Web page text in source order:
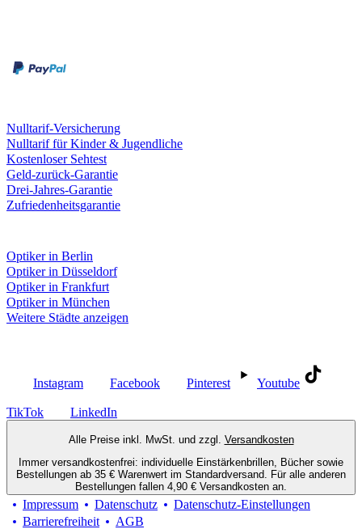
Nulltarif-Versicherung
Nulltarif für Kinder & Jugendliche
Kostenloser Sehtest
Geld-zurück-Garantie
Drei-Jahres-Garantie
Zufriedenheitsgarantie
Optiker in Berlin
Optiker in Düsseldorf
Optiker in Frankfurt
Optiker in München
Weitere Städte anzeigen
Instagram Facebook Pinterest Youtube
TikTok LinkedIn
Alle Preise inkl. MwSt. und zzgl. Versandkosten
Immer versandkostenfrei: individuelle Einstärkenbrillen, Bücher sowie
Bestellungen ab 35 € Warenwert im Standardversand. Für alle anderen
Bestellungen fallen 4,90 € Versandkosten an.
Impressum Datenschutz
Datenschutz-Einstellungen
Barrierefreiheit
AGB